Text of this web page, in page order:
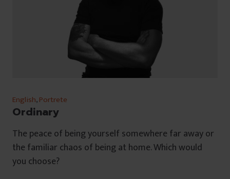
English,Portrete
Ordinary
The peace of being yourself somewhere far away or
the familiar chaos of being at home. Which would
you choose?